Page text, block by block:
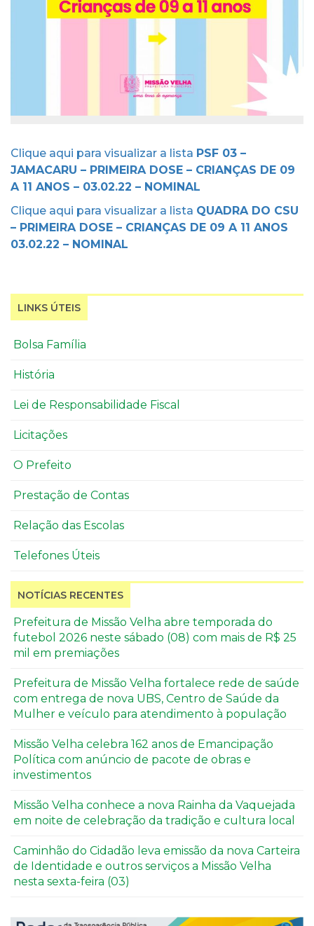
Clique aqui para visualizar a lista PSF 03 –
JAMACARU – PRIMEIRA DOSE – CRIANÇAS DE 09
A 11 ANOS – 03.02.22 – NOMINAL
Clique aqui para visualizar a lista QUADRA DO CSU
– PRIMEIRA DOSE – CRIANÇAS DE 09 A 11 ANOS
03.02.22 – NOMINAL
LINKS ÚTEIS
Bolsa Família
História
Lei de Responsabilidade Fiscal
Licitações
O Prefeito
Prestação de Contas
Relação das Escolas
Telefones Úteis
NOTÍCIAS RECENTES
Prefeitura de Missão Velha abre temporada do
futebol 2026 neste sábado (08) com mais de R$ 25
mil em premiações
Prefeitura de Missão Velha fortalece rede de saúde
com entrega de nova UBS, Centro de Saúde da
Mulher e veículo para atendimento à população
Missão Velha celebra 162 anos de Emancipação
Política com anúncio de pacote de obras e
investimentos
Missão Velha conhece a nova Rainha da Vaquejada
em noite de celebração da tradição e cultura local
Caminhão do Cidadão leva emissão da nova Carteira
de Identidade e outros serviços a Missão Velha
nesta sexta-feira (03)